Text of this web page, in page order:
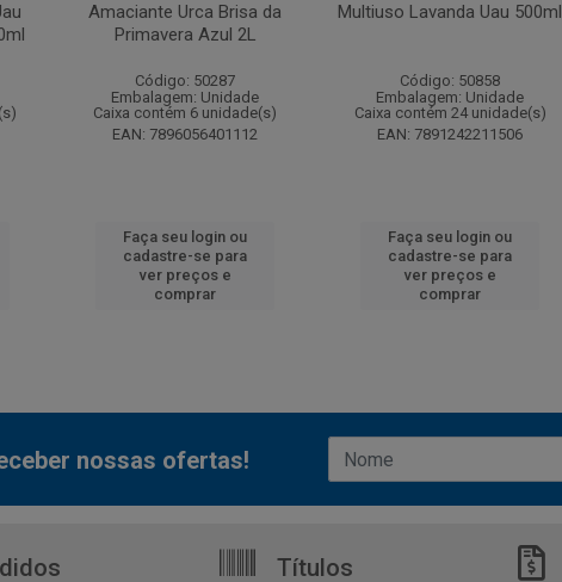
Amaciante Urca Brisa da
Primavera Azul 2L
Código: 50287
Embalagem: Unidade
Caixa contém 6 unidade(s)
EAN: 7896056401112
Faça seu login ou
cadastre-se para
ver preços e
comprar
Multiuso Lavanda Uau 500ml
Código: 50858
Embalagem: Unidade
Caixa contém 24 unidade(s)
EAN: 7891242211506
Faça seu login ou
cadastre-se para
ver preços e
comprar
nossas ofertas!
Títulos